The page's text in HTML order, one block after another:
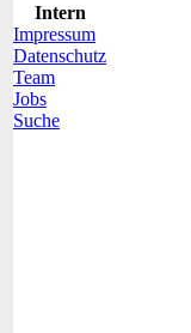
Intern
Impressum
Datenschutz
Team
Jobs
Suche